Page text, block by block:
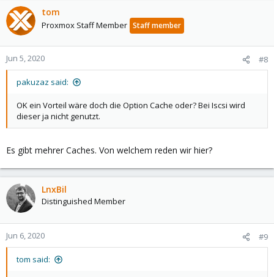
tom
Proxmox Staff Member Staff member
Jun 5, 2020 #8
pakuzaz said:
OK ein Vorteil wäre doch die Option Cache oder? Bei Iscsi wird
dieser ja nicht genutzt.
Es gibt mehrer Caches. Von welchem reden wir hier?
LnxBil
Distinguished Member
Jun 6, 2020 #9
tom said: